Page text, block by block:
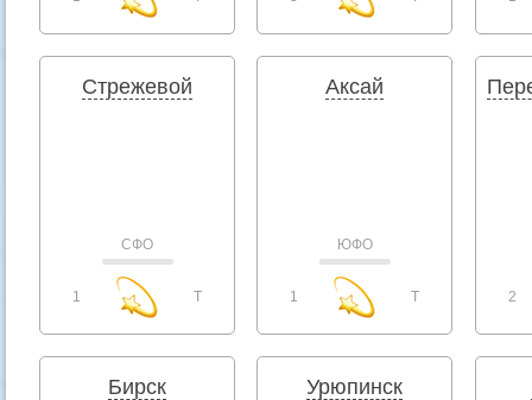
Стрежевой
СФО
1 T
Аксай
ЮФО
1 T 2
Бирск Урюпинск